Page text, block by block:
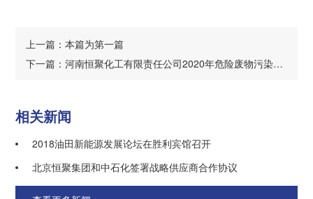
上一篇：本篇为第一篇
下一篇：河南恒聚化工有限责任公司2020年危险废物污染环境防治信息公示
相关新闻
2018油田新能源发展论坛在胜利宾馆召开
北京恒聚集团和中石化签署战略供应商合作协议